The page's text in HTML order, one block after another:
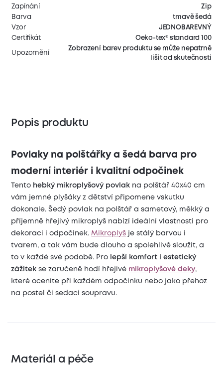
Zapínání
Zip
Barva
tmavě šedá
Vzor
JEDNOBAREVNÝ
Certifikát
Oeko-tex® standard 100
Upozornění
Zobrazení barev produktu se může nepatrně
lišit od skutečnosti
Popis produktu
Povlaky na polštářky a šedá barva pro
moderní interiér i kvalitní odpočinek
Tento hebký mikroplyšový povlak na polštář 40x40 cm
vám jemné plyšáky z dětství připomene vskutku
dokonale. Šedý povlak na polštář a sametový, měkký a
příjemně hřejivý mikroplyš nabízí ideální vlastnosti pro
dekoraci i odpočinek. Mikroplyš je stálý barvou i
tvarem, a tak vám bude dlouho a spolehlivě sloužit, a
to v každé své podobě. Pro
lepší komfort i estetický
zážitek se zaručeně hodí hřejivé mikroplyšové deky,
které oceníte při každém odpočinku nebo jako přehoz
na postel či sedací soupravu.
Materiál a péče